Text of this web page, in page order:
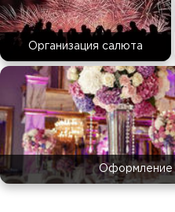
Организация салюта
Оформление